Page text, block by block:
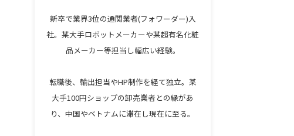
新卒で業界3位の通関業者(フォワーダー)入
社。某大手ロボットメーカーや某超有名化粧
品メーカー等担当し幅広い経験。
転職後、輸出担当やHP制作を経て独立。某
大手100円ショップの卸売業者との縁があ
り、中国やベトナムに滞在し現在に至る。